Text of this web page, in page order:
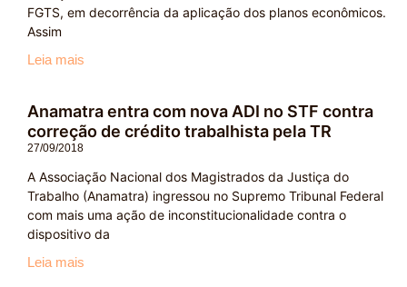
FGTS, em decorrência da aplicação dos planos econômicos.
Assim
Leia mais
Anamatra entra com nova ADI no STF contra
correção de crédito trabalhista pela TR
27/09/2018
A Associação Nacional dos Magistrados da Justiça do
Trabalho (Anamatra) ingressou no Supremo Tribunal Federal
com mais uma ação de inconstitucionalidade contra o
dispositivo da
Leia mais